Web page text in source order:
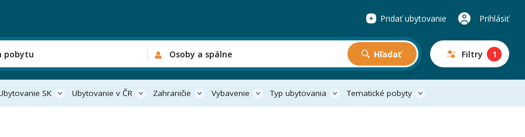
pobytu Osoby a spálne Hľadať Filtry 1
Pridať ubytovanie Prihlásiť
SK Ubytovanie v ČR Zahraničie Vybavenie Typ ubytovania Tematické pobyty